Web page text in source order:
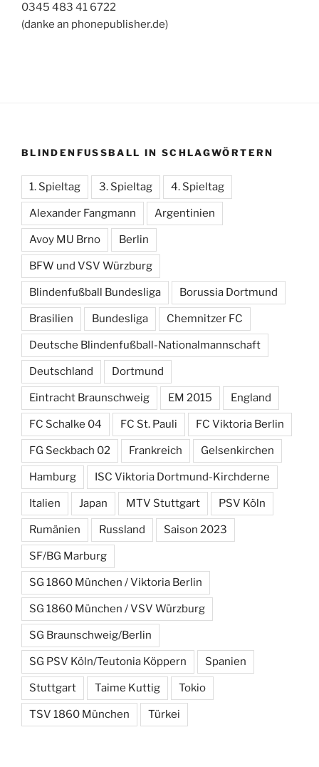
0345 483 41 6722
(danke an phonepublisher.de)
BLINDENFUSSBALL IN SCHLAGWÖRTERN
1. Spieltag 3. Spieltag 4. Spieltag
Alexander Fangmann Argentinien
Avoy MU Brno Berlin
BFW und VSV Würzburg
Blindenfußball Bundesliga Borussia Dortmund
Brasilien Bundesliga Chemnitzer FC
Deutsche Blindenfußball-Nationalmannschaft
Deutschland Dortmund
Eintracht Braunschweig EM 2015 England
FC Schalke 04 FC St. Pauli FC Viktoria Berlin
FG Seckbach 02 Frankreich Gelsenkirchen
Hamburg ISC Viktoria Dortmund-Kirchderne
Italien Japan MTV Stuttgart PSV Köln
Rumänien Russland Saison 2023
SF/BG Marburg
SG 1860 München / Viktoria Berlin
SG 1860 München / VSV Würzburg
SG Braunschweig/Berlin
SG PSV Köln/Teutonia Köppern Spanien
Stuttgart Taime Kuttig Tokio
TSV 1860 München Türkei